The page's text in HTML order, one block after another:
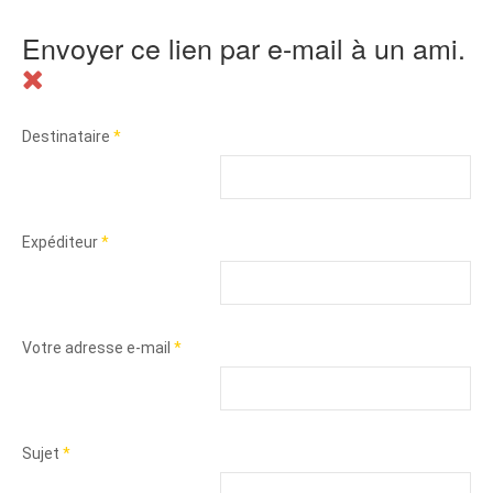
Envoyer ce lien par e-mail à un ami.
Destinataire *
Expéditeur*
Votre adresse e-mail *
Sujet *